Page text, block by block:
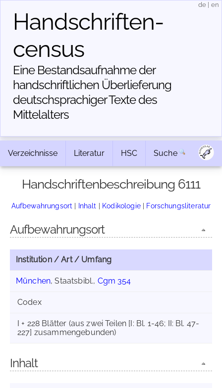
Handschriften­
census
Eine Bestandsaufnahme der
handschriftlichen Über­lieferung
deutschsprachiger Texte des
Mittelalters
de en
Verzeichnisse Literatur HSC Suche
Handschriftenbeschreibung 6111
Aufbewahrungsort | Inhalt | Kodikologie| Forschungsliteratur
Aufbewahrungsort
Institution / Art / Umfang
München, Staatsbibl., Cgm 354
Codex
I + 228 Blätter (aus zwei Teilen [I: Bl. 1-46; II: Bl. 47-
227] zusammengebunden)
Inhalt